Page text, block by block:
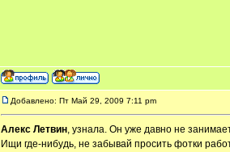
Добавлено: Пт Май 29, 2009 7:11 pm
Алекс Летвин, узнала. Он уже давно не
Ищи где-нибудь, не забывай просить фотки